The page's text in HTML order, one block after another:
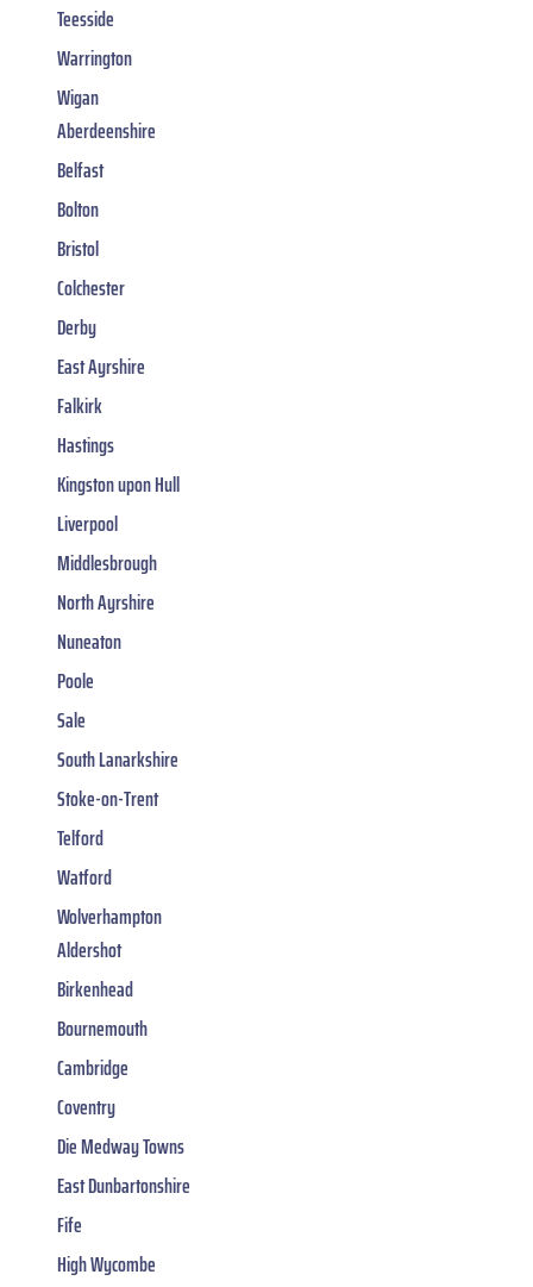
Teesside
Warrington
Wigan
Aberdeenshire
Belfast
Bolton
Bristol
Colchester
Derby
East Ayrshire
Falkirk
Hastings
Kingston upon Hull
Liverpool
Middlesbrough
North Ayrshire
Nuneaton
Poole
Sale
South Lanarkshire
Stoke-on-Trent
Telford
Watford
Wolverhampton
Aldershot
Birkenhead
Bournemouth
Cambridge
Coventry
Die Medway Towns
East Dunbartonshire
Fife
High Wycombe